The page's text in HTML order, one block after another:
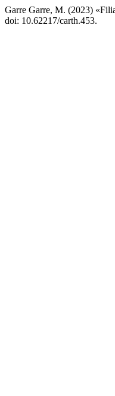
Garre Garre, M. (2023)
doi: 10.62217/carth.453.